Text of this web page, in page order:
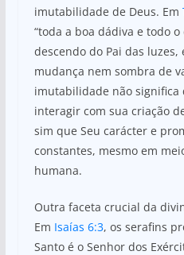
imutabilidade de Deus. Em
“toda a boa dádiva e todo
descendo do Pai das luzes,
mudança nem sombra de
imutabilidade não significa
interagir com sua criação
sim que Seu carácter e
constantes, mesmo em
humana.
Outra faceta crucial da
Em Isaías 6:3, os serafins
Santo é o Senhor dos